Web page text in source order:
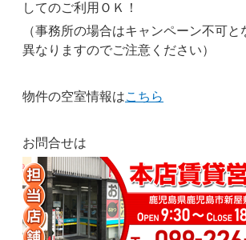
してのご利用ＯＫ！
（事務所の場合はキャンペーン不可と
異なりますのでご注意ください）
物件の空室情報はこちら
お問合せは